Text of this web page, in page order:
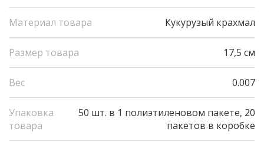
Материал товара Кукурузый крахмал
Размер товара 17,5 см
Вес 0.007
Упаковка
товара
50 шт. в 1 полиэтиленовом пакете, 20
пакетов в коробке